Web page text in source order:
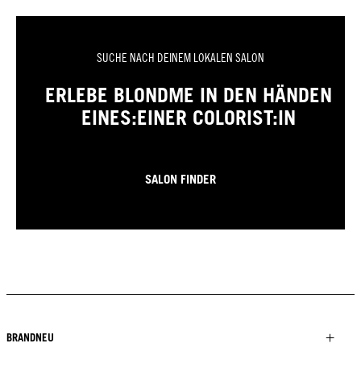
SUCHE NACH DEINEM LOKALEN SALON
ERLEBE BLONDME IN DEN HÄNDEN
EINES:EINER COLORIST:IN
SALON FINDER
BRANDNEU